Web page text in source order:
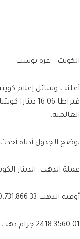
الكويت – غزة بوست
العالمية.
يوضح الجدول أدناه أحدث أسعار الذهب لجميع
عملة الذهب: الدينار
أوقية الذهب 570.731.866.33
2418.3560.01 جرام ذهب